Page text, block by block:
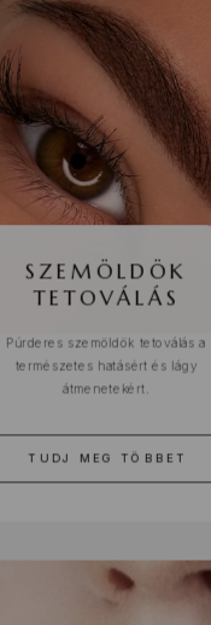
SZEMÖLDÖK
TETOVÁLÁS
Púrderes szemöldök tetoválás a
természetes hatásért és lágy
átmenetekért.
TUDJ MEG TÖBBET